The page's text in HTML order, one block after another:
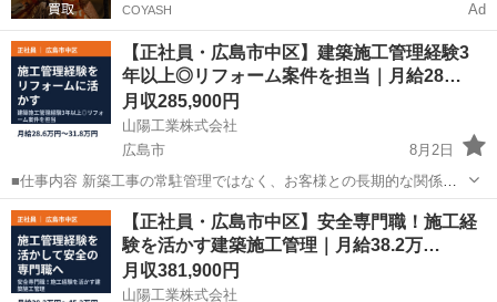
COYASH Ad
【正社員・広島市中区】建築施工管理経験3
年以上◎リフォーム案件を担当｜月給28…
月収285,900円
山陽工業株式会社
広島市
8月2日
■仕事内容 新築工事の常駐管理ではなく、お客様との長期的な関係作
りを重視します。 今まで依頼をして貰ったお客様を中心に依頼を受け
メンテ・修繕・改修・増築等大小様々な工事を受注します。 あなたの
今までの経験を活かし、施工...
広島 広島市 土木 株式会社
【正社員・広島市中区】安全専門職！施工経
験を活かす建築施工管理｜月給38.2万…
月収381,900円
山陽工業株式会社